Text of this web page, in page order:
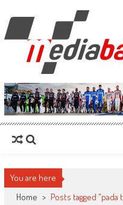
Seputar MotoGP GP2 GP3 F2 F3 SERI
You are here
Home > Posts tagged "pada